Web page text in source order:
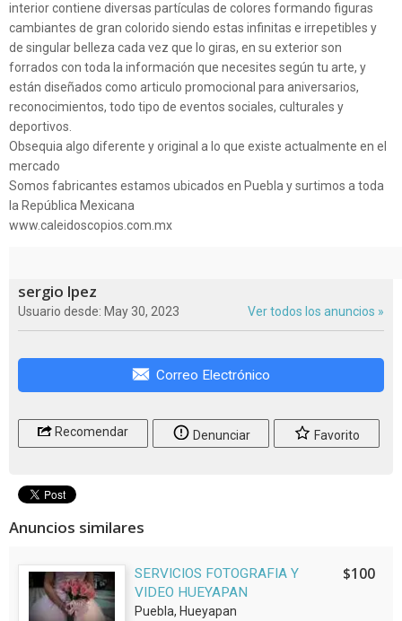
interior contiene diversas partículas de colores formando figuras
cambiantes de gran colorido siendo estas infinitas e irrepetibles y
de singular belleza cada vez que lo giras, en su exterior son
forrados con toda la información que necesites según tu arte, y
están diseñados como articulo promocional para aniversarios,
reconocimientos, todo tipo de eventos sociales, culturales y
deportivos.
Obsequia algo diferente y original a lo que existe actualmente en el
mercado
Somos fabricantes estamos ubicados en Puebla y surtimos a toda
la República Mexicana
www.caleidoscopios.com.mx
sergio lpez
Usuario desde: May 30, 2023 Ver todos los anuncios »
Correo Electrónico
Recomendar Denunciar Favorito
Anuncios similares
SERVICIOS FOTOGRAFIA Y
VIDEO HUEYAPAN
Puebla, Hueyapan
$100